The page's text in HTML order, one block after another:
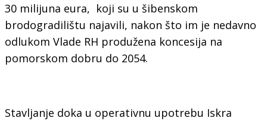
30 milijuna eura, koji su u šibenskom
brodogradilištu najavili, nakon što im je nedavno
odlukom Vlade RH produžena koncesija na
pomorskom dobru do 2054.
Stavljanje doka u operativnu upotrebu Iskra